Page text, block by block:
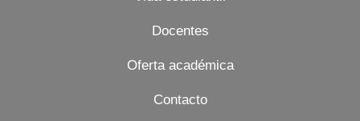
Docentes
Oferta académica
Contacto